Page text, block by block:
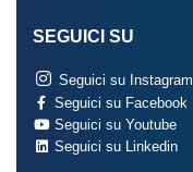
SEGUICI SU
Seguici su Instagram
Seguici su Facebook
Seguici su Youtube
Seguici su Linkedin